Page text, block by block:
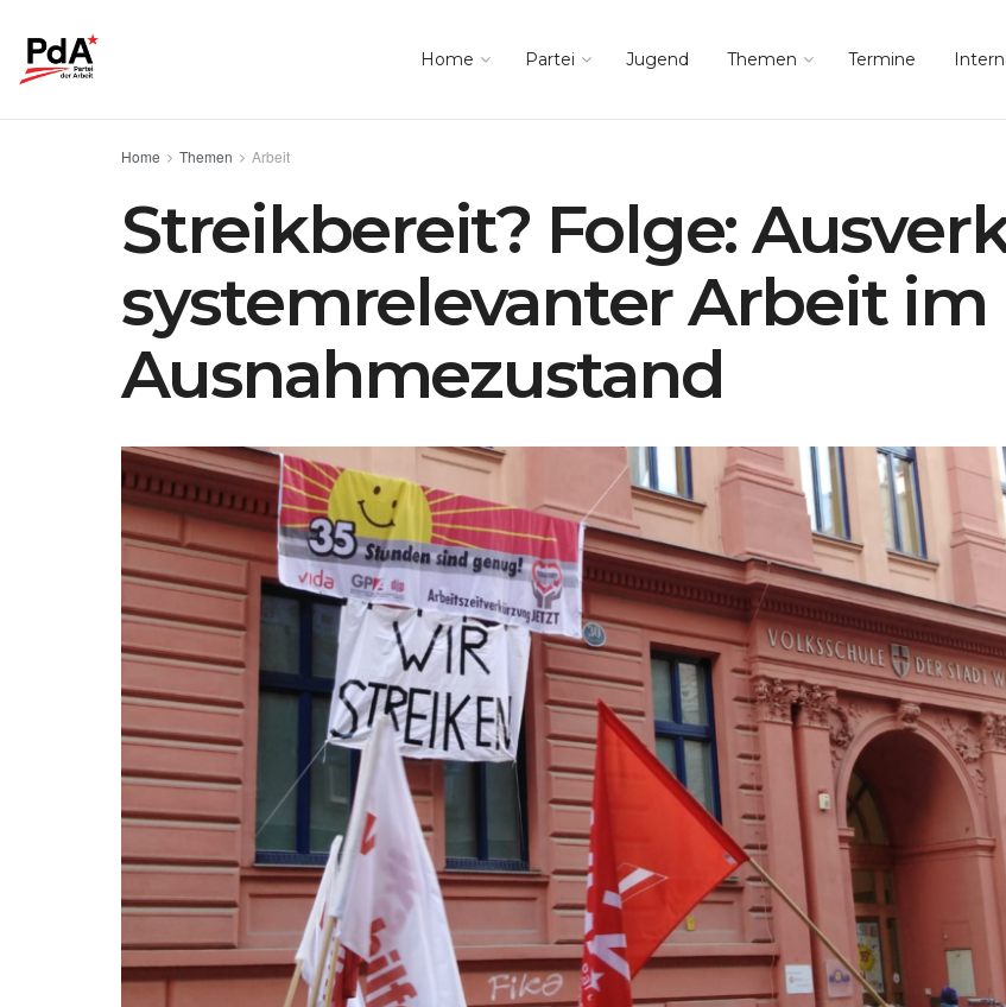
Home Partei Jugend Themen Termine
Home Themen Arbeit
Streikbereit? Folge:
systemrelevanter Arbeit im
Ausnahmezustand